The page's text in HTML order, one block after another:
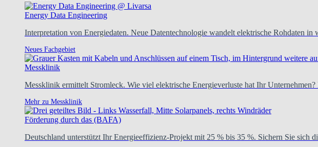
Energy Data Engineering
Interpretation von Energiedaten. Neue Datentechnologie wandelt elektrische Rohdaten in
Neues Fachgebiet
Messklinik
Messklinik ermittelt Stromleck. Wie viel elektrische Energieverluste hat Ihr
Mehr zu Messklinik
Förderung durch das (BAFA)
Deutschland unterstützt Ihr Energieeffizienz-Projekt mit 25 % bis 35 %. Sichern Sie sich